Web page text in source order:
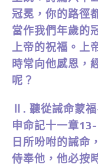
冠冕，你的路徑
當作我們年歲的
上帝的祝福。上
時常向他感恩，
呢？
Ⅱ. 聽從誡命
申命記十一章
日所吩咐的誡命
侍奉他，他必按